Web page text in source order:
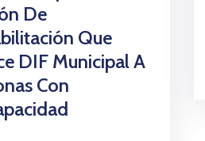
De
Que
DIF Municipal A
Con